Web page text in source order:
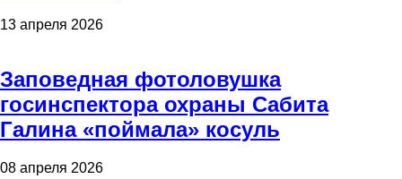
13 апреля 2026
Заповедная фотоловушка
госинспектора охраны Сабита
Галина «поймала» косуль
08 апреля 2026